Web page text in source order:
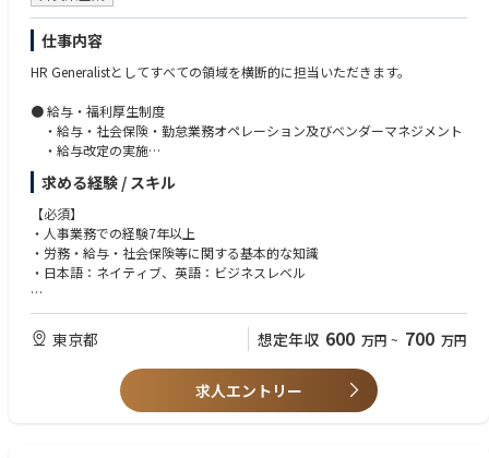
仕事内容
HR Generalistとしてすべての領域を横断的に担当いただきます。
● 給与・福利厚生制度
・給与・社会保険・勤怠業務オペレーション及びベンダーマネジメント
・給与改定の実施
・就業規則や人事制度の運用・改善
・福利厚生制度の企画・導入・運用業務
・労務対応
・問い合わせ対応
●採用
・事業計画や人員計画に基づいた採用ニーズの把握・戦略策定
・派遣スタッフ管理
・キャリア開発支援
・研修の設計・実施
求める経験 / スキル
【必須】
・人事業務での経験7年以上
・労務・給与・社会保険等に関する基本的な知識
・日本語：ネイティブ、英語：ビジネスレベル
【歓迎】
・RecruitingやL＆Dの経験
・リテール業界での採用業務の経験
・HRISの導入経験
東京都 想定年収 600 万円 ~ 700 万円
求人エントリー